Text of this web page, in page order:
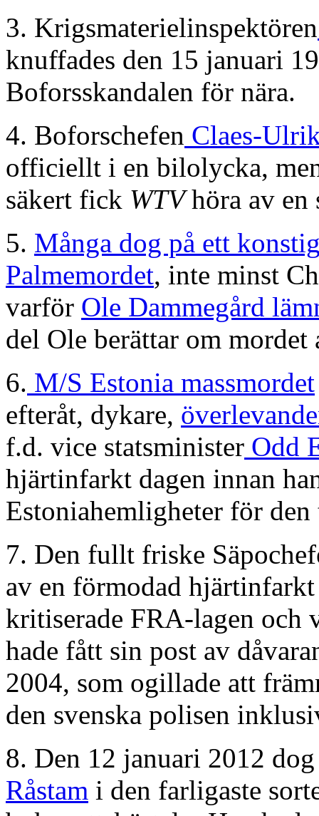
3. Krigsmaterielinspektören
knuffades den 15 januari
Boforsskandalen för nära.
4. Boforschefen Claes-
officiellt i en bilolycka,
säkert fick WTVhöra av
5. Många dog på ett
Palmemordet, inte minst
varför Ole Dammegård
del Ole berättar om mordet
6. M/S Estonia massmordet
efteråt, dykare,
f.d. vice statsminister Odd
hjärtinfarkt dagen innan
Estoniahemligheter för
7. Den fullt friske
av en förmodad
kritiserade FRA-lagen och
hade fått sin post av
2004, som ogillade att
den svenska polisen
8. Den 12 januari 2012
Råstam i den farligaste